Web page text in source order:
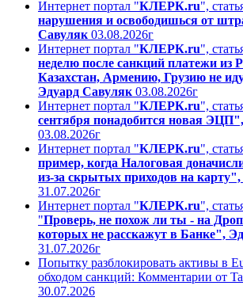
Интернет портал "КЛЕРК.ru",
нарушения и освободишься от
Савуляк 03.08.2026г
Интернет портал "КЛЕРК.ru",
неделю после санкций платежи из
Казахстан, Армению, Грузию не
Эдуард Савуляк 03.08.2026г
Интернет портал "КЛЕРК.ru",
сентября понадобится новая
03.08.2026г
Интернет портал "КЛЕРК.ru",
пример, когда Налоговая
из-за скрытых приходов на
31.07.2026г
Интернет портал "КЛЕРК.ru",
"Проверь, не похож ли ты - на
которых не расскажут в Банке",
31.07.2026г
Попытку разблокировать активы в
обходом санкций: Комментарии от
30.07.2026